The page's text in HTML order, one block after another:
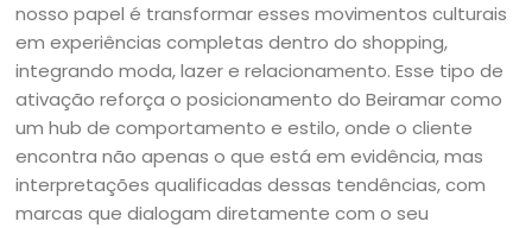
nosso papel é transformar esses movimentos culturais
em experiências completas dentro do shopping,
integrando moda, lazer e relacionamento. Esse tipo de
ativação reforça o posicionamento do Beiramar como
um hub de comportamento e estilo, onde o cliente
encontra não apenas o que está em evidência, mas
interpretações qualificadas dessas tendências, com
marcas que dialogam diretamente com o seu